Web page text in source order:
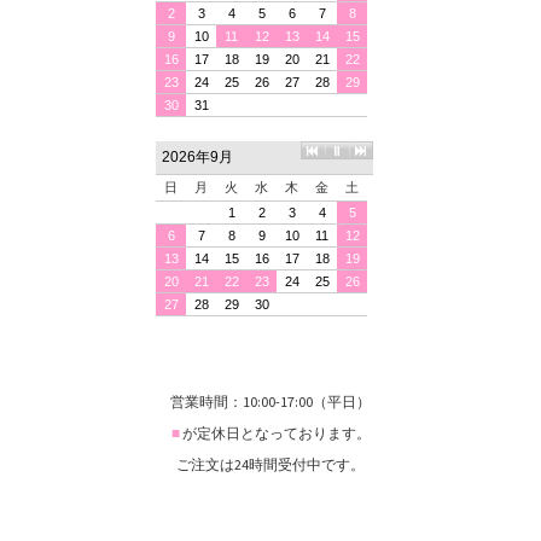
営業時間：10:00-17:00（平日）
■が定休日となっております。
ご注文は24時間受付中です。